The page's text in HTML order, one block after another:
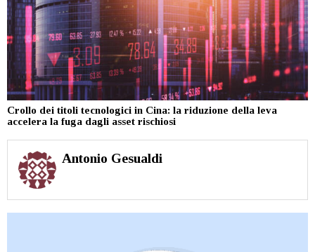
Crollo dei titoli tecnologici in Cina: la riduzione della leva
accelera la fuga dagli asset rischiosi
Antonio Gesualdi